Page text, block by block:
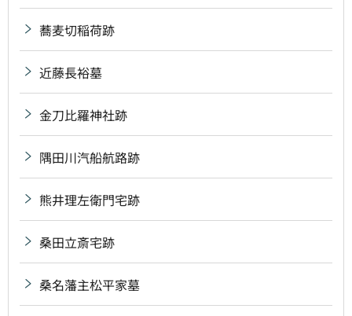
蕎麦切稲荷跡
近藤長裕墓
金刀比羅神社跡
隅田川汽船航路跡
熊井理左衛門宅跡
桑田立斎宅跡
桑名藩主松平家墓